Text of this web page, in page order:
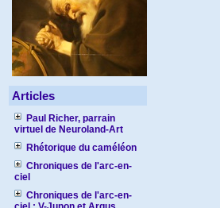
Articles
Paul Richer, parrain
virtuel de Neuroland-Art
Rhétorique du caméléon
Chroniques de l'arc-en-
ciel
Chroniques de l'arc-en-